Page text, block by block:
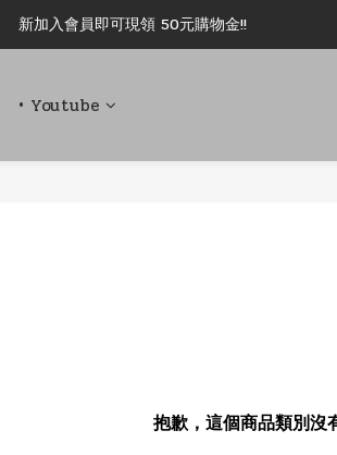
新加入會員即可現領 50元購物金!!
新加入會員即可現領 50元購物金!!
• Youtube
抱歉，這個商品類別沒